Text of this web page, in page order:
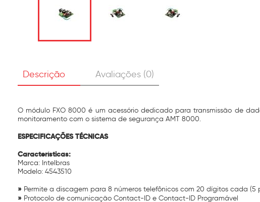
Descrição Avaliações (0)
O módulo FXO 8000 é um acessório dedicado para transmissão de
monitoramento com o sistema de segurança AMT 8000.
ESPECIFICAÇÕES TÉCNICAS
Características:
Marca: Intelbras
Modelo: 4543510
» Permite a discagem para 8 números telefônicos com 20 dígitos cada
» Protocolo de comunicação Contact-ID e Contact-ID Programável